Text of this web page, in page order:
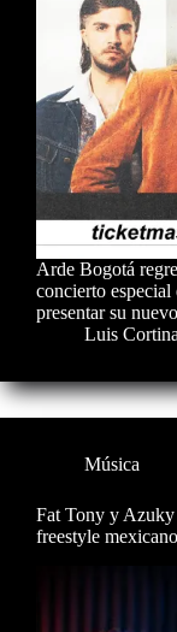
Arde Bogotá
concierto
presentar su
Luis Cortina
Música
Fat Tony y Azuky
freestyle mexicano